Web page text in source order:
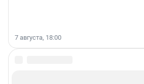
7 августа, 18:00